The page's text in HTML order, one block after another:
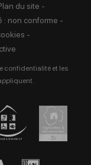
du site -
: non conforme -
-
confidentialitéet les